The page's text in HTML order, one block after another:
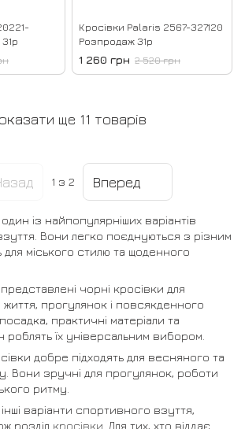
Кросівки Palaris 2567-327120
Розпродаж 31р
1 260 грн 2 520 грн
ще 11 товарів
1 з 2 Вперед
із найпопулярніших варіантів
Вони легко поєднуються з різним
для міського стилю та щоденного
чорні кросівки для
прогулянок і повсякденного
практичні матеріали та
їх універсальним вибором.
добре підходять для весняного та
Вони зручні для прогулянок, роботи
ритму.
варіанти спортивного взуття,
розділ кросівки . Для тих, хто віддає